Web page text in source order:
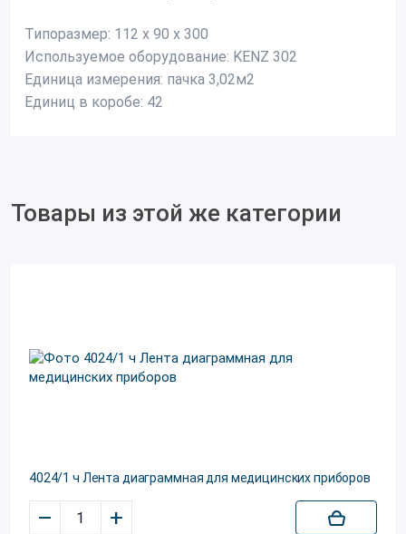
Типоразмер: 112 х 90 х 300
Используемое оборудование: KENZ 302
Единица измерения: пачка 3,02м2
Единиц в коробе: 42
Товары из этой же категории
4024/1 ч Лента диаграммная для медицинских приборов
– +